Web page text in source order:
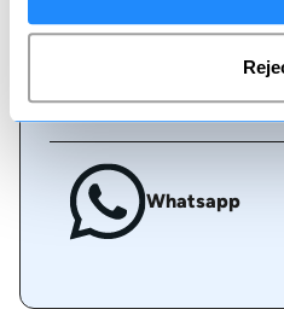
Chat dal vivo
Whatsapp